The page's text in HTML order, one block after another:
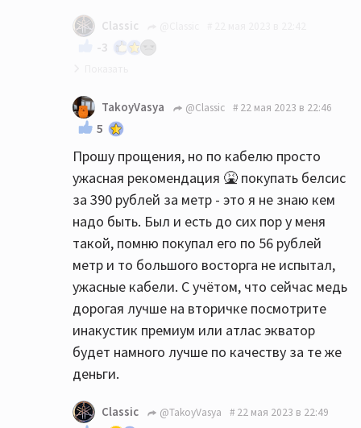
Classic
-3
И да- не спешите бежать в магазин-
возможно сейчас более опытные
товарищи подскажут ещё что-нибудь
интересное. Послушайте разные мнения. А
потом очень желательно послушайте
акустику перед покупкой (и желательно со
своим или аналогичным аппаратом).
Разные АС имеют разный почерк, вдруг
именно Heco Вам не зайдёт. Я перед
приобретением своих колонок слушал
разных претендентов, пока не сделал
выбор. Не торопитесь.
TakoyVasya @Classic 22 мая 2023 в 22:46
5
Прошу прощения, но по кабелю просто
ужасная рекомендация 🤮 покупать белсис
за 390 рублей за метр - это я не знаю кем
надо быть. Был и есть до сих пор у меня
такой, помню покупал его по 56 рублей
метр и то большого восторга не испытал,
ужасные кабели. С учётом, что сейчас медь
дорогая лучше на вторичке посмотрите
инакустик премиум или атлас экватор
будет намного лучше по качеству за те же
деньги.
Classic @TakoyVasya 22 мая 2023 в 22:49